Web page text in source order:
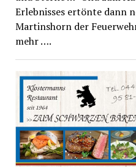
Erlebnisses ertönte dann
Martinshorn der
mehr ….